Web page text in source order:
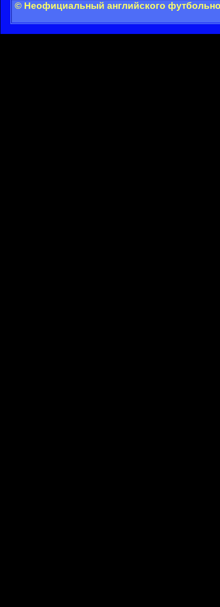
© Неофициальный английского